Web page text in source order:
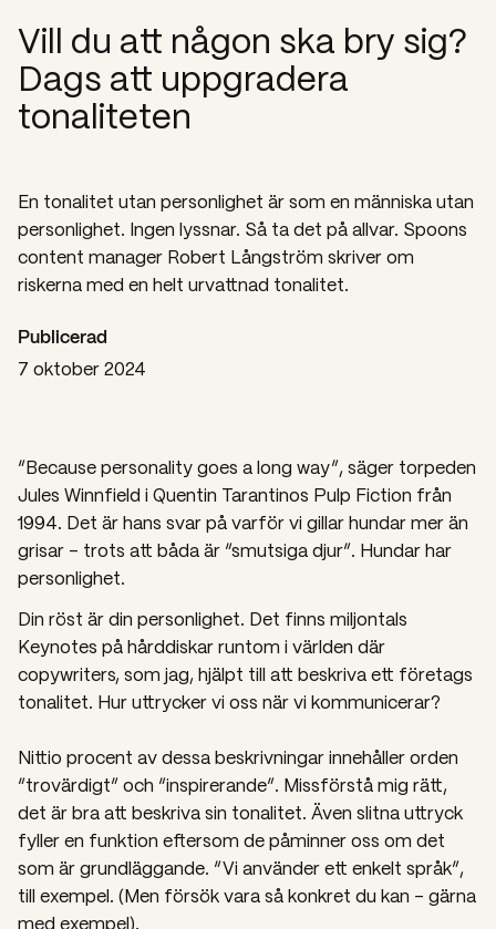
Vill du att någon ska bry sig?
Dags att uppgradera
tonaliteten
En tonalitet utan personlighet är som en människa utan
personlighet. Ingen lyssnar. Så ta det på allvar. Spoons
content manager Robert Långström skriver om
riskerna med en helt urvattnad tonalitet.
Publicerad
7 oktober 2024
“Because personality goes a long way”, säger torpeden
Jules Winnfield i Quentin Tarantinos Pulp Fiction från
1994. Det är hans svar på varför vi gillar hundar mer än
grisar – trots att båda är “smutsiga djur”. Hundar har
personlighet.
Din röst är din personlighet. Det finns miljontals
Keynotes på hårddiskar runtom i världen där
copywriters, som jag, hjälpt till att beskriva ett företags
tonalitet. Hur uttrycker vi oss när vi kommunicerar?
Nittio procent av dessa beskrivningar innehåller orden
“trovärdigt” och “inspirerande”. Missförstå mig rätt,
det är bra att beskriva sin tonalitet. Även slitna uttryck
fyller en funktion eftersom de påminner oss om det
som är grundläggande. “Vi använder ett enkelt språk”,
till exempel. (Men försök vara så konkret du kan – gärna
med exempel).